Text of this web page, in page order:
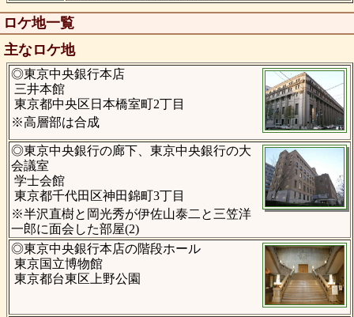
ロケ地一覧
主なロケ地
◎東京中央銀行本店
三井本館
東京都中央区日本橋室町2丁目
※高層部は合成
◎東京中央銀行の廊下、東京中央銀行の大
会議室
学士会館
東京都千代田区神田錦町3丁目
※半沢直樹と岡光秀が伊佐山泰二と三笠洋
一郎に面会した部屋(2)
◎東京中央銀行本店の階段ホール
東京国立博物館
東京都台東区上野公園